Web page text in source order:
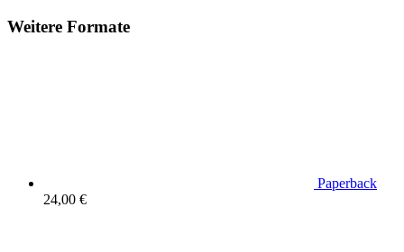
Weitere Formate
Paperback
24,00 €